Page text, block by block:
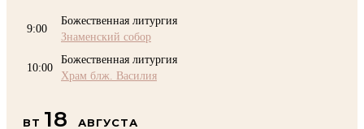
9:00
Божественная литургия
Знаменский собор
10:00
Божественная литургия
Храм блж. Василия
ВТ 18 АВГУСТА